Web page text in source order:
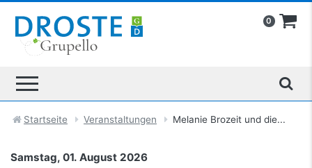
0
Startseite Veranstaltungen Melanie Brozeit und die...
Samstag, 01. August 2026